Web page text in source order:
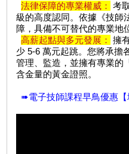
法律保障的專業權威： 考
級的高度認同。依據《技師
障，具備不可替代的專業地
高薪起點與多元發展： 擁
少 5-6 萬元起跳。您將承擔
管理、監造，並擁有專業的
含金量的黃金證照。
➠電子技師課程早鳥優惠【